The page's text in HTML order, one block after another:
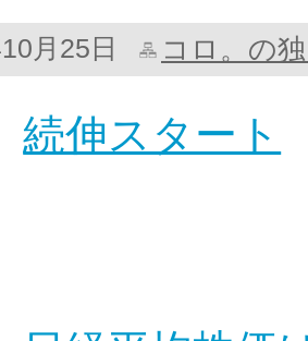
月25日 コロ。の
続伸スタート